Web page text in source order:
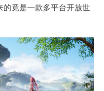
竟是一款多平台开放世